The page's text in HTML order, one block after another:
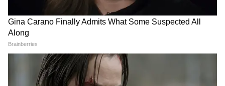
में शांतिपूर्ण प्रदर्शनों का आह्वान किया है, जिसमें
प्रतिभागियों से सफेद झंडे लेकर आने और शांति बनाए
रखते हुए मौलिक अधिकारों की मांग करने का आग्रह
किया गया है।